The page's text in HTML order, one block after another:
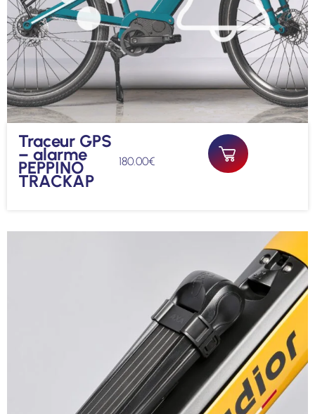
Traceur GPS
– alarme
PEPPINO
TRACKAP
180.00€